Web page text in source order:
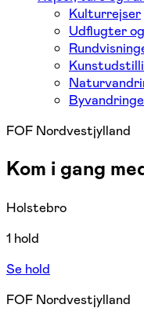
Kulturrejser
Udflugter
FOF Nordvestjylland
Kom i gang
Holstebro
1 hold
Se hold
FOF Nordvestjylland